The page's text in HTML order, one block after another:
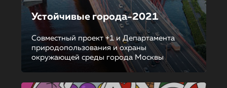
Устойчивые города-2021
Совместный проект +1 и Департамента
природопользования и охраны
окружающей среды города Москвы